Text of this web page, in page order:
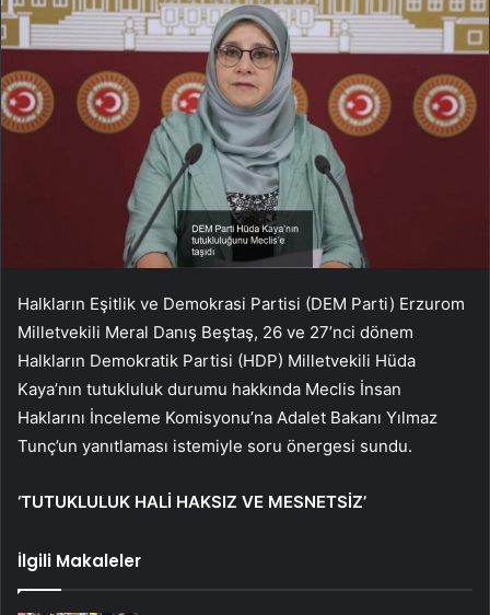
Halkların Eşitlik ve Demokrasi Partisi (DEM Parti) Erzurom
Milletvekili Meral Danış Beştaş, 26 ve 27’nci dönem
Halkların Demokratik Partisi (HDP) Milletvekili Hüda
Kaya’nın tutukluluk durumu hakkında Meclis İnsan
Haklarını İnceleme Komisyonu’na Adalet Bakanı Yılmaz
Tunç’un yanıtlaması istemiyle soru önergesi sundu.
‘TUTUKLULUK HALİ HAKSIZ VE MESNETSİZ’
İlgili Makaleler